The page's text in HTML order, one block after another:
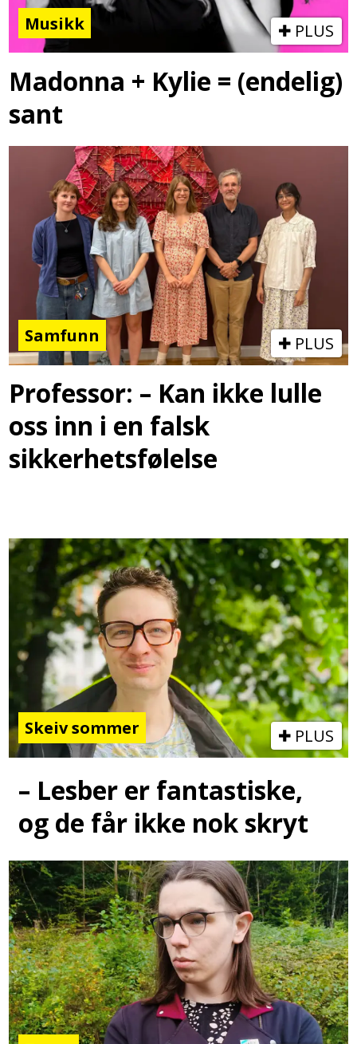
Musikk PLUS
Madonna + Kylie = (endelig)
sant
Samfunn PLUS
Professor: – Kan ikke lulle
oss inn i en falsk
sikkerhetsfølelse
Skeiv sommer PLUS
– Lesber er fantastiske,
og de får ikke nok skryt